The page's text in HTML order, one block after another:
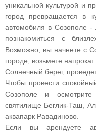
уникальной культурой и
город превращается в
автомобиля в Созополе -
познакомиться с
Возможно, вы начнете с
городе, возьмете
Солнечный берег,
Чтобы провести
Созополе и осмотрите
святилище Беглик-Таш,
аквапарк Равадиново.
Если вы арендуете